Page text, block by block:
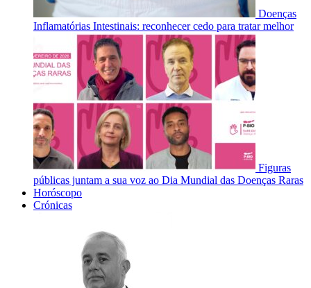
Doenças
Inflamatórias Intestinais: reconhecer cedo para tratar melhor
Figuras
públicas juntam a sua voz ao Dia Mundial das Doenças Raras
Horóscopo
Crónicas